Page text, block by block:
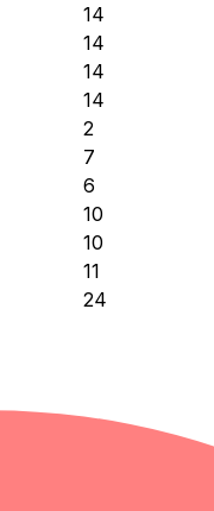
14
14
14
14
2
7
6
10
10
11
24